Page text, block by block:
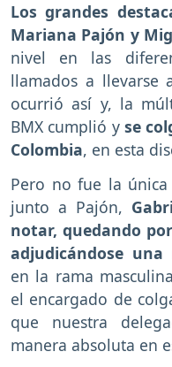
Los grandes
Mariana Pajón y
nivel en las
llamados a llevarse
ocurrió así y, la
BMX cumplió y se
Colombia, en esta
Pero no fue la
junto a Pajón,
notar, quedando
adjudicándose
en la rama masculina
el encargado de
que nuestra
manera absoluta en